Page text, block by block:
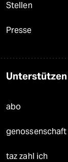
Stellen
Presse
Unterstützen
abo
genossenschaft
taz zahl ich